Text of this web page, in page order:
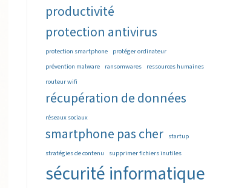
productivité
protection antivirus
protection smartphone protéger ordinateur
prévention malware ransomwares ressources humaines
routeur wifi
récupération de données
réseaux sociaux
smartphone pas cher startup
stratégies de contenu
supprimer fichiers inutiles
sécurité informatique